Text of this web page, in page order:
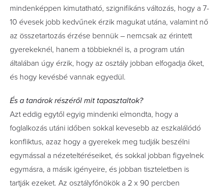
mindenképpen kimutatható, szignifikáns változás, hogy a 7-
10 évesek jobb kedvűnek érzik magukat utána, valamint nő
az összetartozás érzése bennük – nemcsak az érintett
gyerekeknél, hanem a többieknél is, a program után
általában úgy érzik, hogy az osztály jobban elfogadja őket,
és hogy kevésbé vannak egyedül.
És a tanárok részéről mit tapasztaltok?
Azt eddig egytől egyig mindenki elmondta, hogy a
foglalkozás utáni időben sokkal kevesebb az eszkalálódó
konfliktus, azaz hogy a gyerekek meg tudják beszélni
egymással a nézeteltéréseiket, és sokkal jobban figyelnek
egymásra, a másik igényeire, és jobban tiszteletben is
tartják ezeket. Az osztályfőnökök a 2 x 90 percben